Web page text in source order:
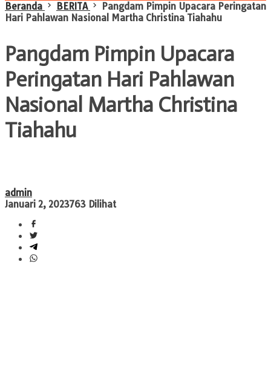
Beranda
BERITA
Pangdam Pimpin Upacara Peringatan
Hari Pahlawan Nasional Martha Christina Tiahahu
Pangdam Pimpin Upacara
Peringatan Hari Pahlawan
Nasional Martha Christina
Tiahahu
admin
Januari 2, 2023763 Dilihat